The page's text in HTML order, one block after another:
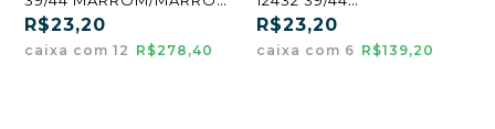
ATACADO9 KIT 12 PARES
R$23,20
caixa com 12 R$278,40
BEGE/MARROM (BY220)
(GF) (CX6)
R$23,20
caixa com 6 R$139,20